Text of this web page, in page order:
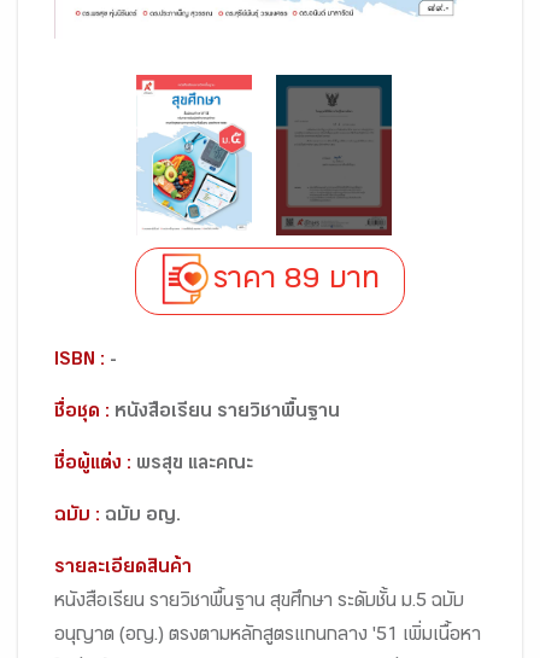
ราคา 89 บาท
ISBN : -
ชื่อชุด : หนังสือเรียน รายวิชาพื้นฐาน
ชื่อผู้แต่ง : พรสุข และคณะ
ฉบับ : ฉบับ อญ.
รายละเอียดสินค้า
หนังสือเรียน รายวิชาพื้นฐาน สุขศึกษา ระดับชั้น ม.5 ฉบับ
อนุญาต (อญ.) ตรงตามหลักสูตรแกนกลาง '51 เพิ่มเนื้อหา